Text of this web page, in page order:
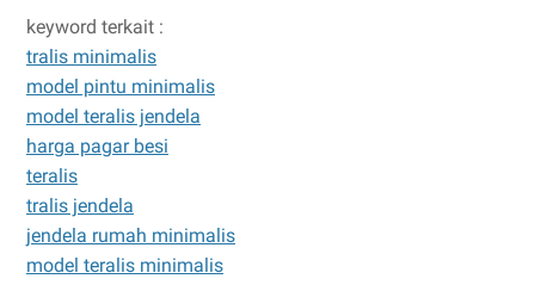
keyword terkait :
tralis minimalis
model pintu minimalis
model teralis jendela
harga pagar besi
teralis
tralis jendela
jendela rumah minimalis
model teralis minimalis